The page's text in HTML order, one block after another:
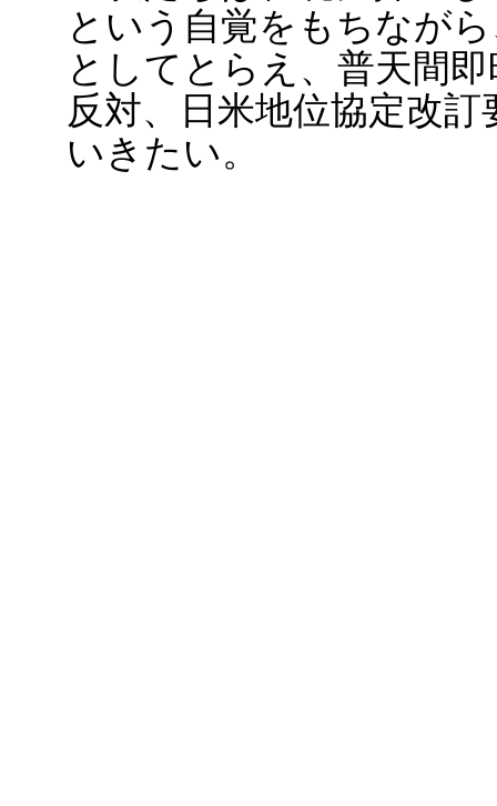
という自覚をもちなが
としてとらえ、普天間
反対、日米地位協定改
いきたい。